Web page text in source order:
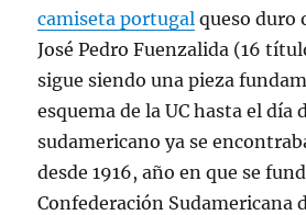
camiseta portugal queso duro
José Pedro Fuenzalida (16
sigue siendo una pieza
esquema de la UC hasta el día
sudamericano ya se
desde 1916, año en que se
Confederación Sudamericana